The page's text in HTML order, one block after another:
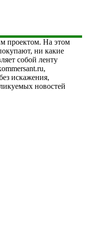
проектом. На этом
ни какие
собой ленту
искажения,
новостей